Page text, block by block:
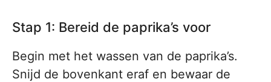
Stap 1: Bereid de paprika’s voor
Begin met het wassen van de paprika’s.
Snijd de bovenkant eraf en bewaar de